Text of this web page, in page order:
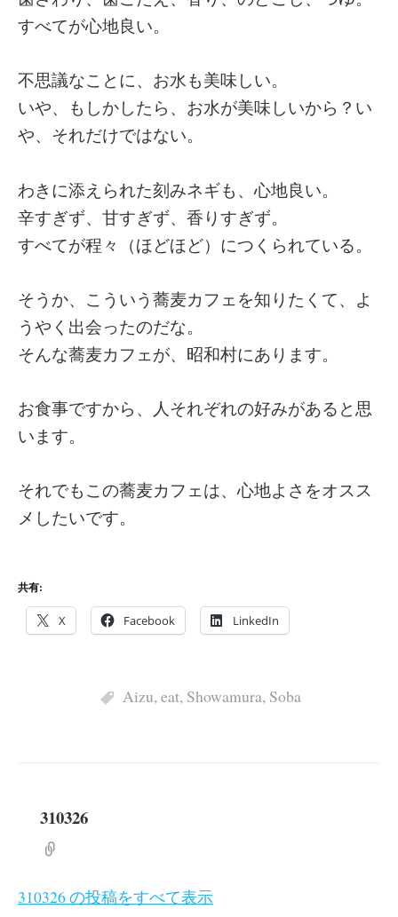
すべてが心地良い。
不思議なことに、お水も美味しい。
いや、もしかしたら、お水が美味しいから？い
や、それだけではない。
わきに添えられた刻みネギも、心地良い。
辛すぎず、甘すぎず、香りすぎず。
すべてが程々（ほどほど）につくられている。
そうか、こういう蕎麦カフェを知りたくて、よ
うやく出会ったのだな。
そんな蕎麦カフェが、昭和村にあります。
お食事ですから、人それぞれの好みがあると思
います。
それでもこの蕎麦カフェは、心地よさをオスス
メしたいです。
共有:
X Facebook LinkedIn
Aizu, eat, Showamura, Soba
310326
310326 の投稿をすべて表示